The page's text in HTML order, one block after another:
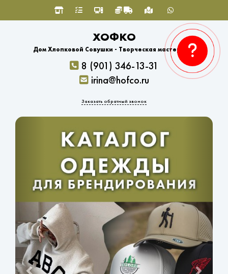
ХОФКО
Дом Хлопковой Совушки - Творческая мастерская
8 (901) 346-13-31
irina@hofco.ru
Заказать обратный звонок